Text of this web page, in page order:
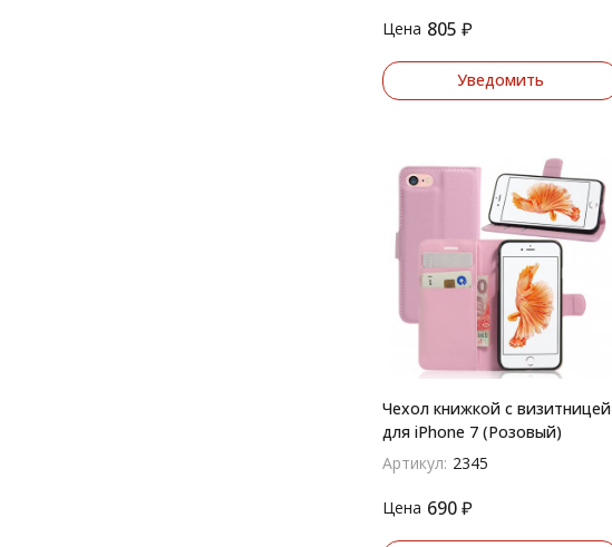
Цена 805 ₽
Уведомить
Чехол книжкой с визитницей
для iPhone 7 (Розовый)
Артикул: 2345
Цена 690 ₽